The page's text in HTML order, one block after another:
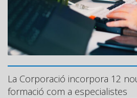
La Corporació incorpora 12
formació com a especialistes